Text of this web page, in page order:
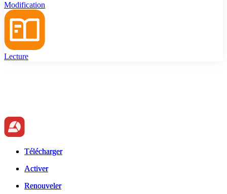
Modification
Lecture
Télécharger
Activer
Renouveler
Télécharger
Activer
Renouveler